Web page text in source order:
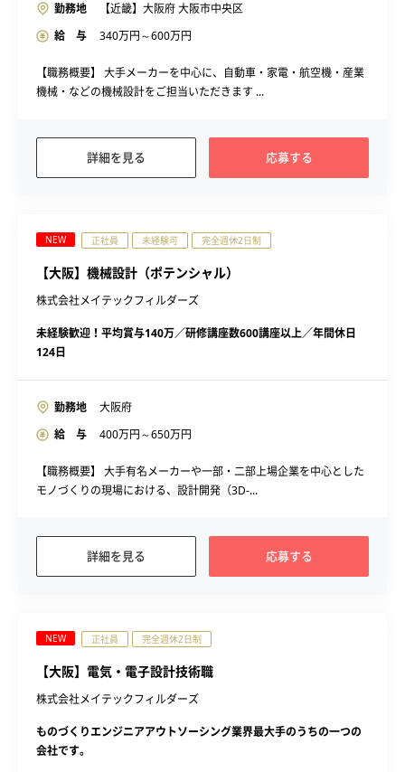
勤務地
【近畿】大阪府 大阪市中央区
給 与
340万円～600万円
【職務概要】 大手メーカーを中心に、自動車・家電・航空機・産業
機械・などの機械設計をご担当いただきます ...
詳細を見る 応募する
NEW 正社員 未経験可 完全週休2日制
【大阪】機械設計（ポテンシャル）
株式会社メイテックフィルダーズ
未経験歓迎！平均賞与140万／研修講座数600講座以上／年間休日
124日
勤務地
大阪府
給 与
400万円～650万円
【職務概要】 大手有名メーカーや一部・二部上場企業を中心とした
モノづくりの現場における、設計開発（3D-...
詳細を見る 応募する
NEW 正社員 完全週休2日制
【大阪】電気・電子設計技術職
株式会社メイテックフィルダーズ
ものづくりエンジニアアウトソーシング業界最大手のうちの一つの
会社です。